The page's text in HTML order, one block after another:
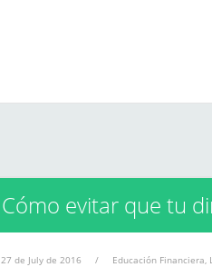
Cómo evitar que tu
27 de July de 2016 / Educación Financiera